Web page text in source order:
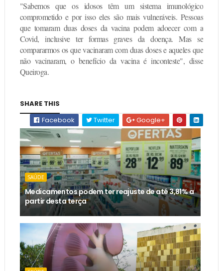
"Sabemos que os idosos têm um sistema imunológico
comprometido e por isso eles são mais vulneráveis. Pessoas
que tomaram duas doses da vacina podem adoecer com a
Covid, inclusive ter formas graves da doença. Mas se
compararmos os que vacinaram com duas doses e aqueles que
não vacinaram, o benefício da vacina é inconteste", disse
Queiroga.
SHARE THIS
Facebook
Twitter Google+
SAÚDE
Medicamentos podem ter reajuste de até 3,81% a
partir desta terça